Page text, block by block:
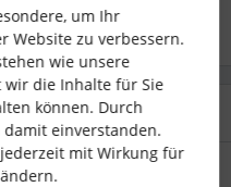
Forum|Forum|2 years ago
um Ihr
Website zu verbessern.
wie unsere
die Inhalte für Sie
können. Durch
damit einverstanden.
mit Wirkung für